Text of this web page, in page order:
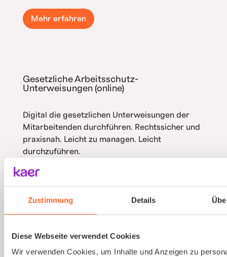
Zustimmung Details
Diese Webseite verwendet Cookies
Wir verwenden Cookies, um Inhalte und Anzeigen zu
Mehr erfahren
Gesetzliche Arbeitsschutz-
Unterweisungen (online)
Digital die gesetzlichen Unterweisungen der
Mitarbeitenden durchführen. Rechtssicher und
praxisnah. Leicht zu managen. Leicht
durchzuführen.
Mehr erfahren
Ausbildung von Sicherheitsbeauftragten
(virtuell)